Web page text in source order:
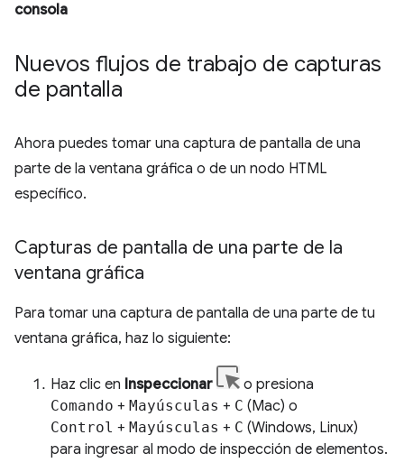
consola
Nuevos flujos de trabajo de capturas
de pantalla
Ahora puedes tomar una captura de pantalla de una
parte de la ventana gráfica o de un nodo HTML
específico.
Capturas de pantalla de una parte de la
ventana gráfica
Para tomar una captura de pantalla de una parte de tu
ventana gráfica, haz lo siguiente:
Haz clic en Inspeccionar o presiona
Comando + Mayúsculas + C (Mac) o
Control + Mayúsculas + C (Windows, Linux)
para ingresar al modo de inspección de elementos.